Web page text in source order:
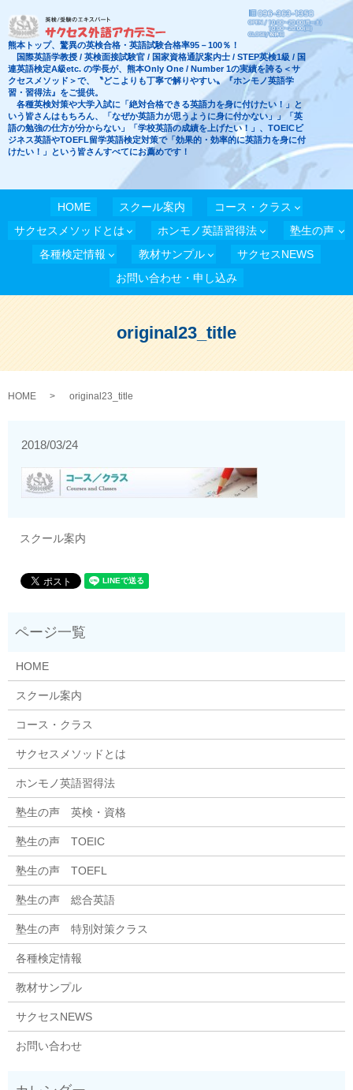
熊本トップ、驚異の英検合格・英語試験合格率95－100％！
国際英語学教授 / 英検面接試験官 / 国家資格通訳案内士 / STEP英検1級 / 国
連英語検定A級etc. の学長が、熊本Only One / Number 1の実績を誇る＜サ
クセスメソッド＞で、〝どこよりも丁寧で解りやすい〟『ホンモノ英語学
習・習得法』をご提供。
各種英検対策や大学入試に「絶対合格できる英語力を身に付けたい！」と
いう皆さんはもちろん、「なぜか英語力が思うように身に付かない」」「英
語の勉強の仕方が分からない」「学校英語の成績を上げたい！」、TOEICビ
ジネス英語やTOEFL留学英語検定対策で「効果的・効率的に英語力を身に付
けたい！」という皆さんすべてにお薦めです！
HOME スクール案内
コース・クラス
サクセスメソッドとは
ホンモノ英語習得法
塾生の声
各種検定情報
教材サンプル
サクセスNEWS
お問い合わせ・申し込み
original23_title
HOME original23_title
2018/03/24
スクール案内
HOME
スクール案内
コース・クラス
サクセスメソッドとは
ホンモノ英語習得法
塾生の声 英検・資格
塾生の声 TOEIC
塾生の声 TOEFL
塾生の声 総合英語
塾生の声 特別対策クラス
各種検定情報
教材サンプル
サクセスNEWS
お問い合わせ